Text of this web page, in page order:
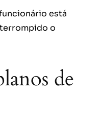
está
o
de